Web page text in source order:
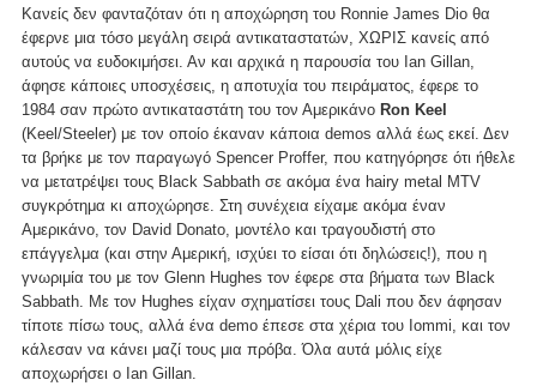
Κανείς δεν φανταζόταν ότι η αποχώρηση του Ronnie James Dio θα
έφερνε μια τόσο μεγάλη σειρά αντικαταστατών, ΧΩΡΙΣ κανείς από
αυτούς να ευδοκιμήσει. Αν και αρχικά η παρουσία του Ian Gillan,
άφησε κάποιες υποσχέσεις, η αποτυχία του πειράματος, έφερε το
1984 σαν πρώτο αντικαταστάτη του τον Αμερικάνο Ron Keel
(Keel/Steeler) με τον οποίο έκαναν κάποια demos αλλά έως εκεί. Δεν
τα βρήκε με τον παραγωγό Spencer Proffer, που κατηγόρησε ότι ήθελε
να μετατρέψει τους Black Sabbath σε ακόμα ένα hairy metal MTV
συγκρότημα κι αποχώρησε. Στη συνέχεια είχαμε ακόμα έναν
Αμερικάνο, τον David Donato , μοντέλο και τραγουδιστή στο
επάγγελμα (και στην Αμερική, ισχύει το είσαι ότι δηλώσεις!), που η
γνωριμία του με τον Glenn Hughes τον έφερε στα βήματα των Black
Sabbath. Με τον Hughes είχαν σχηματίσει τους Dali που δεν άφησαν
τίποτε πίσω τους, αλλά ένα demo έπεσε στα χέρια του Iommi, και τον
κάλεσαν να κάνει μαζί τους μια πρόβα. Όλα αυτά μόλις είχε
αποχωρήσει ο Ian Gillan.